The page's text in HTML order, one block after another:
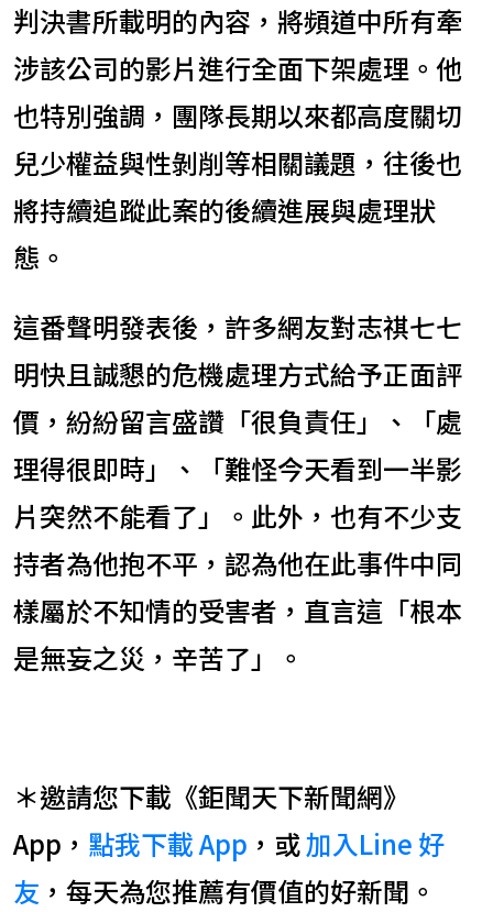
判決書所載明的內容，將頻道中所有牽
涉該公司的影片進行全面下架處理。他
也特別強調，團隊長期以來都高度關切
兒少權益與性剝削等相關議題，往後也
將持續追蹤此案的後續進展與處理狀
態。
這番聲明發表後，許多網友對志祺七七
明快且誠懇的危機處理方式給予正面評
價，紛紛留言盛讚「很負責任」、「處
理得很即時」、「難怪今天看到一半影
片突然不能看了」。此外，也有不少支
持者為他抱不平，認為他在此事件中同
樣屬於不知情的受害者，直言這「根本
是無妄之災，辛苦了」。
＊邀請您下載《鉅聞天下新聞網》
App， 點我下載 App ，或加入Line 好
友 ，每天為您推薦有價值的好新聞。